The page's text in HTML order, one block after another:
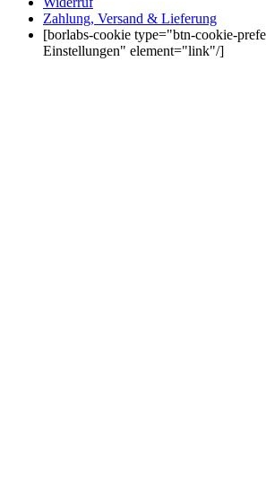
Zahlung, Versand & Lieferung
[borlabs-cookie type="btn-cookie-
Einstellungen" element="link"/]